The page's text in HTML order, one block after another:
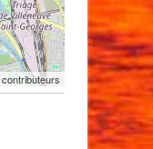
contributeurs